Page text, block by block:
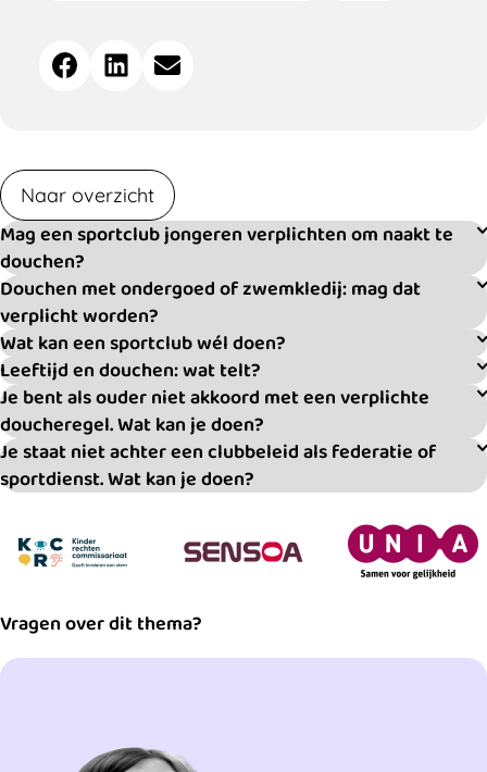
Deel
dit FacebookLinkedInE-mail
Naar overzicht
Mag een sportclub jongeren verplichten om naakt te
douchen?
Douchen met ondergoed of zwemkledij: mag dat
verplicht worden?
Wat kan een sportclub wél doen?
Leeftijd en douchen: wat telt?
Je bent als ouder niet akkoord met een verplichte
doucheregel. Wat kan je doen?
Je staat niet achter een clubbeleid als federatie of
sportdienst. Wat kan je doen?
Vragen over dit thema?